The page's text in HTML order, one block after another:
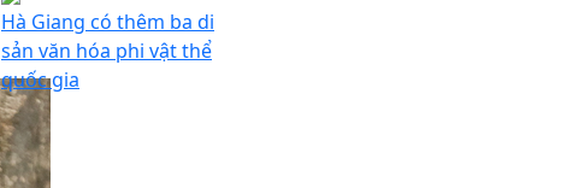
Hà Giang có thêm ba di
sản văn hóa phi vật thể
quốc gia